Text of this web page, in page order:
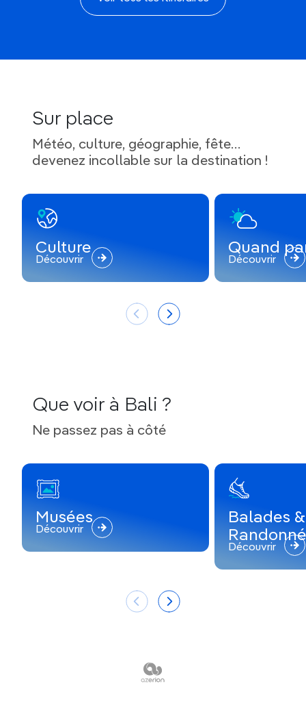
Sur place
Météo, culture, géographie, fête…
devenez incollable sur la destination !
Culture
Découvrir
Quand
Découvrir
Que voir à Bali ?
Ne passez pas à côté
Musées
Découvrir
Balades &
Découvrir